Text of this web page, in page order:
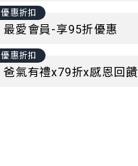
優惠折扣
最愛會員-享95折優惠
優惠折扣
爸氣有禮x79折x感恩回饋